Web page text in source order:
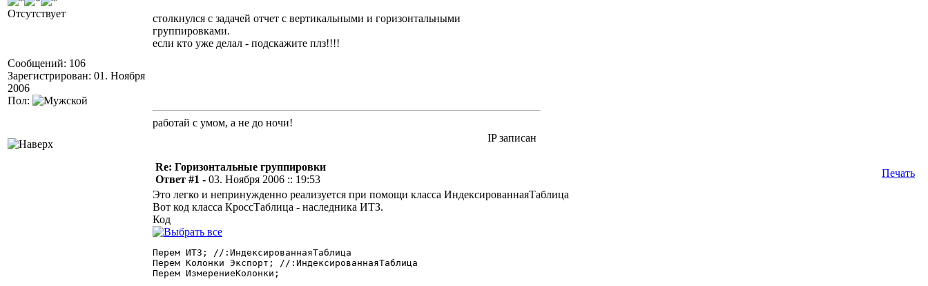
Отсутствует
Сообщений: 106
Зарегистрирован: 01. Ноября
2006
Пол:
столкнулся с задачей отчет с вертикальными и горизонтальными
группировками.
если кто уже делал - подскажите плз!!!!
работай с умом, а не до ночи!
IP записан
Re: Горизонтальные группировки
Ответ #1 - 03. Ноября 2006 :: 19:53
Печать
Это легко и непринужденно реализуется при помощи класса ИндексированнаяТаблица
Вот код класса КроссТаблица - наследника ИТЗ.
Код
Перем ИТЗ; //:ИндексированнаяТаблица
Перем Колонки Экспорт; //:ИндексированнаяТаблица
Перем ИзмерениеКолонки;